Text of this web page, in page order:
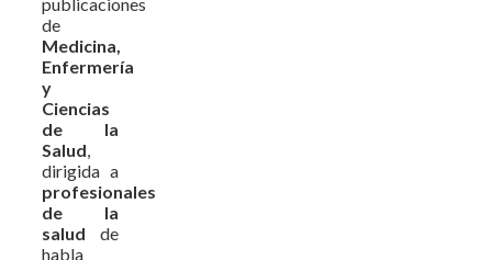
de
Medicina,
Enfermería
y
Ciencias
de la
Salud
dirigida a
profesionales
de la
salud de
habla